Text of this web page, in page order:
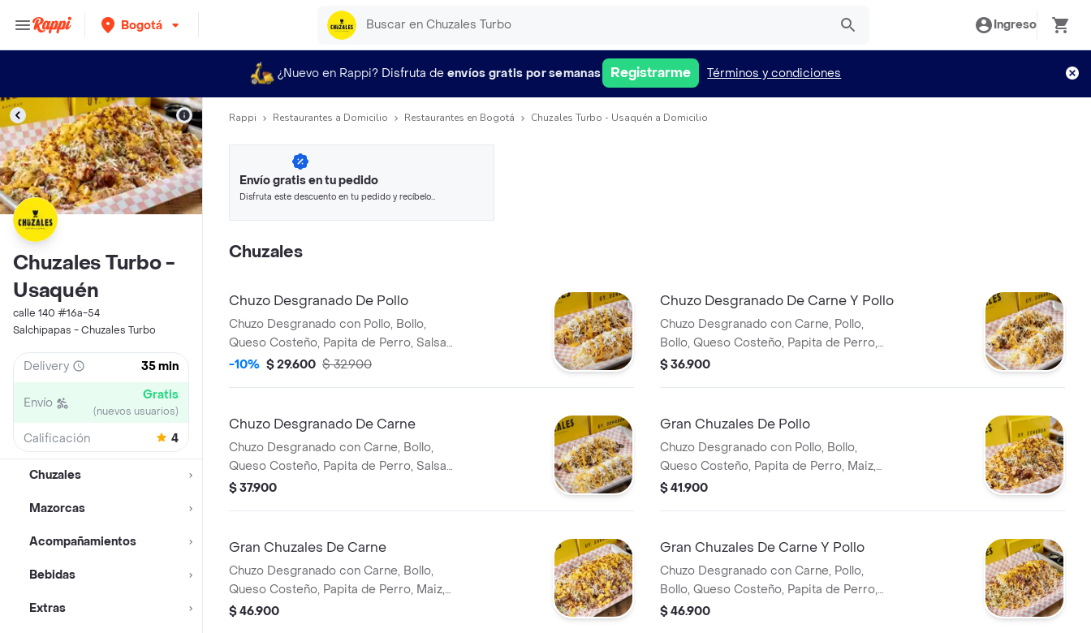
Bogotá Ingreso
¿Nuevo en Rappi? Disfruta de envíos gratis por semanas Registrarme Términos y condiciones
Chuzales Turbo -
Usaquén
calle 140 #16a-54
Salchipapas - Chuzales Turbo
Delivery 35 min
Envío Gratis
(nuevos usuarios)
Calificación 4
Chuzales
Mazorcas
Acompañamientos
Bebidas
Extras
Rappi Restaurantes a Domicilio Restaurantes en Bogotá Chuzales Turbo - Usaquén a Domicilio
Envío gratis en tu pedido
Disfruta este descuento en tu pedido y recíbelo
Chuzales
Chuzo Desgranado De Pollo
Chuzo Desgranado con Pollo, Bollo,
Queso Costeño, Papita de Perro, Salsa
Tartara y Chuzales.
-10% $ 29.600 $ 32.900
Chuzo Desgranado De Carne Y Pollo
Chuzo Desgranado con Carne, Pollo,
Bollo, Queso Costeño, Papita de Perro,
Salsa Tartara y Chuzales.
$ 36.900
Chuzo Desgranado De Carne
Chuzo Desgranado con Carne, Bollo,
Queso Costeño, Papita de Perro, Salsa
Tartara y Chuzales.
$ 37.900
Gran Chuzales De Pollo
Chuzo Desgranado con Pollo, Bollo,
Queso Costeño, Papita de Perro, Maiz,
Tocineta, Salsa Tartara y Chuzales
$ 41.900
Gran Chuzales De Carne
Chuzo Desgranado con Carne, Bollo,
Queso Costeño, Papita de Perro, Maiz,
Tocineta, Salsa Tartara y Chuzales.
$ 46.900
Gran Chuzales De Carne Y Pollo
Chuzo Desgranado con Carne, Pollo,
Bollo, Queso Costeño, Papita de Perro,
Maiz, Tocineta, Salsa Tartara y Chuzales.
$ 46.900